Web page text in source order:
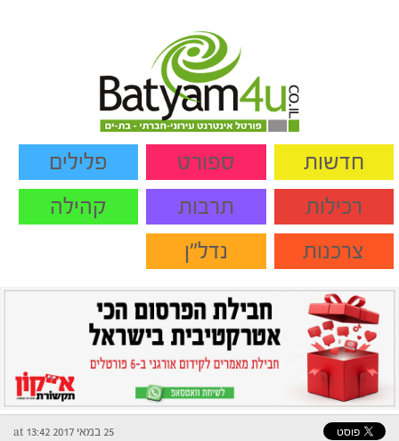
חדשות ספורט
פלילים
רכילות
תרבות
קהילה
צרכנות
נדל"ן
25 במאי 2017 at 13:42